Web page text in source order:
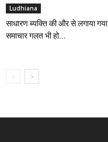
Ludhiana
साधारण ब्यक्ति की और से लगाया गया
समाचार गलत भी हो...